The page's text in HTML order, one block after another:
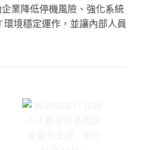
業降低停機風險、強化系統
境穩定運作，並讓內部人員